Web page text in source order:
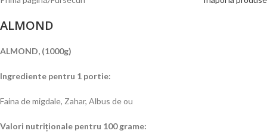
ALMOND
ALMOND, (1000g)
Ingrediente pentru 1 portie:
Faina de migdale, Zahar, Albus de ou
Valori nutriționale pentru 100 grame: